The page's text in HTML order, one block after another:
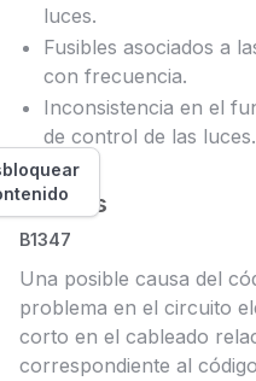
luces.
Fusibles asociados a
con frecuencia.
Inconsistencia en el
de control de las luces.
Causas
B1347
Una posible causa del
problema en el circuito
corto en el cableado
correspondiente al